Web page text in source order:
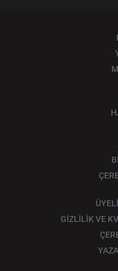
GİZLİLİK VE